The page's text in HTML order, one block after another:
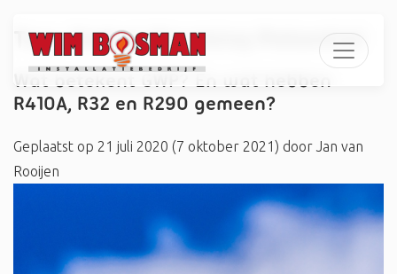
Tag:Global Warming Potential
Wat betekent GWP? En wat hebben
R410A, R32 en R290 gemeen?
Geplaatst op 21 juli 2020 (7 oktober 2021) door Jan van
Rooijen